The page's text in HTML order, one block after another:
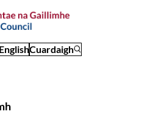
EnglishCuardaigh